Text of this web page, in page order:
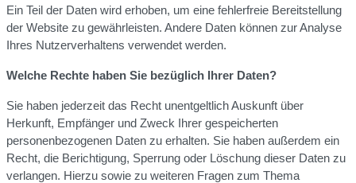
Ein Teil der Daten wird erhoben, um eine fehlerfreie Bereitstellung
der Website zu gewährleisten. Andere Daten können zur Analyse
Ihres Nutzerverhaltens verwendet werden.
Welche Rechte haben Sie bezüglich Ihrer Daten?
Sie haben jederzeit das Recht unentgeltlich Auskunft über
Herkunft, Empfänger und Zweck Ihrer gespeicherten
personenbezogenen Daten zu erhalten. Sie haben außerdem ein
Recht, die Berichtigung, Sperrung oder Löschung dieser Daten zu
verlangen. Hierzu sowie zu weiteren Fragen zum Thema